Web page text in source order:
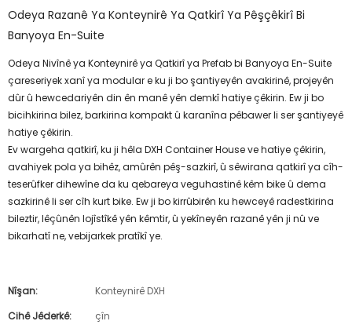
Odeya Razanê Ya Konteynirê Ya Qatkirî Ya Pêşçêkirî Bi
Banyoya En-Suite
Odeya Nivînê ya Konteynirê ya Qatkirî ya Prefab bi Banyoya En-Suite
çareseriyek xanî ya modular e ku ji bo şantiyeyên avakirinê, projeyên
dûr û hewcedariyên din ên manê yên demkî hatiye çêkirin. Ew ji bo
bicihkirina bilez, barkirina kompakt û karanîna pêbawer li ser şantiyeyê
hatiye çêkirin.
Ev wargeha qatkirî, ku ji hêla DXH Container House ve hatiye çêkirin,
avahiyek pola ya bihêz, amûrên pêş-sazkirî, û sêwirana qatkirî ya cîh-
teserûfker dihewîne da ku qebareya veguhastinê kêm bike û dema
sazkirinê li ser cîh kurt bike. Ew ji bo kirrûbirên ku hewceyê radestkirina
bileztir, lêçûnên lojîstîkê yên kêmtir, û yekîneyên razanê yên ji nû ve
bikarhatî ne, vebijarkek pratîkî ye.
Nîşan:
Konteynirê DXH
Cihê Jêderkê:
çîn